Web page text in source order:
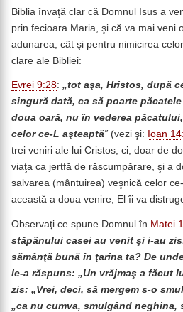
Biblia învaţă clar că Domnul Isus a
prin fecioara Maria, şi că va mai veni
adunarea, cât şi pentru nimicirea
clare ale Bibliei:
Evrei 9:28: „tot aşa, Hristos, după
singură dată, ca să poarte
doua oară, nu în vederea
celor ce-L aşteaptă” (vezi şi: Ioan
trei veniri ale lui Cristos; ci, doar de
viaţa ca jertfă de răscumpărare, şi a
salvarea (mântuirea) veşnică celor
această a doua venire, El îi va
Observaţi ce spune Domnul în Matei
stăpânului casei au venit şi i-au
sămânţă bună în ţarina ta? De
le-a răspuns: „Un vrăjmaş a făcut
zis: „Vrei, deci, să mergem s-o
„ca nu cumva, smulgând neghina,